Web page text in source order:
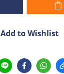
Add to Wishlist